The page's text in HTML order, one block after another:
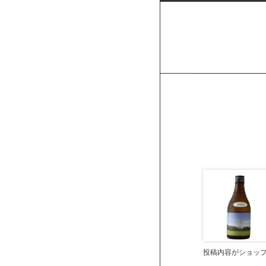
投稿内容がショッ